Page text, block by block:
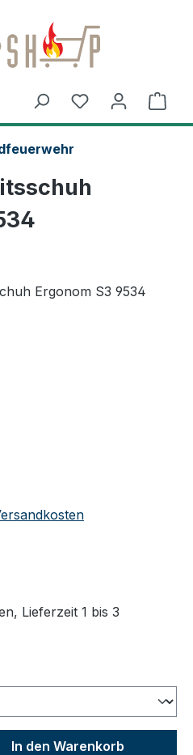
von 5 von 5 Sternen
Lieferzeit 1 bis 3
den
In den Warenkorb